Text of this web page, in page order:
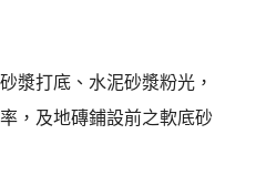
漿打底、水泥砂漿粉光，
，及地磚鋪設前之軟底砂